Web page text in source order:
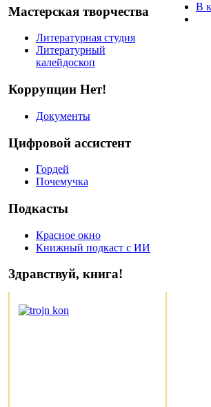
Мастерская творчества
Литературная студия
Литературный
калейдоскоп
Коррупции Нет!
Документы
Цифровой ассистент
Гордей
Почемучка
Подкасты
Красное окно
Книжный подкаст с ИИ
Здравствуй, книга!
В